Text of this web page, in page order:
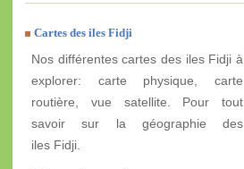
Cartes des iles Fidji
Nos différentes cartes des iles Fidji à
explorer: carte physique, carte
routière, vue satellite. Pour tout
savoir sur la géographie des
iles Fidji.